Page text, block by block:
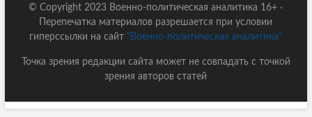
© Copyright 2023 Военно-политическая аналитика 16+ ·
Перепечатка материалов разрешается при условии
гиперссылки на сайт "Военно-политическая аналитика"
Точка зрения редакции сайта может не совпадать с точкой
зрения авторов статей